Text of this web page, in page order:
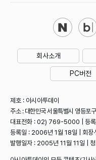
회사소개
PC버전
제호 : 아시아투데이
주소 : 대한민국 서울특별시 영등포
대표전화 : 02) 769-5000 | 등
등록일 : 2006년 1월 18일 | 회장·
발행일자 : 2005년 11월 11일 | 청